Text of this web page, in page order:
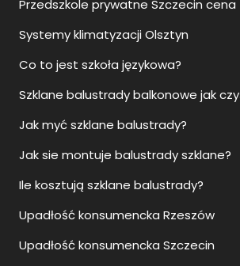
Przedszkole prywatne Szczecin cena
Systemy klimatyzacji Olsztyn
Co to jest szkoła językowa?
Szklane balustrady balkonowe jak
Jak myć szklane balustrady?
Jak sie montuje balustrady szklane?
Ile kosztują szklane balustrady?
Upadłość konsumencka Rzeszów
Upadłość konsumencka Szczecin